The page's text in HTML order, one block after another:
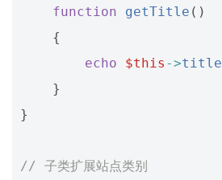
function getTitle ()
{
echo
$this ->title
}
}
// 子类扩展站点类别